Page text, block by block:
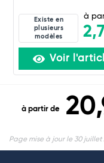
Existe en
plusieurs
modèles
à
Voir
à partir de
Page mise à jour le 30 juillet